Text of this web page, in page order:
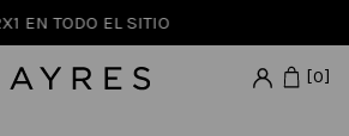
EN TODO EL SITIO
0